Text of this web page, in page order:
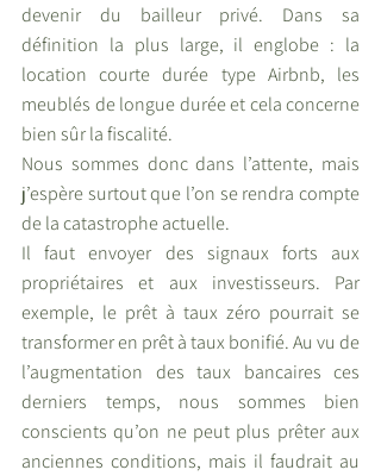
devenir du bailleur privé. Dans sa
définition la plus large, il englobe : la
location courte durée type Airbnb, les
meublés de longue durée et cela concerne
bien sûr la fiscalité.
Nous sommes donc dans l’attente, mais
j’espère surtout que l’on se rendra compte
de la catastrophe actuelle.
Il faut envoyer des signaux forts aux
propriétaires et aux investisseurs. Par
exemple, le prêt à taux zéro pourrait se
transformer en prêt à taux bonifié. Au vu de
l’augmentation des taux bancaires ces
derniers temps, nous sommes bien
conscients qu’on ne peut plus prêter aux
anciennes conditions, mais il faudrait au